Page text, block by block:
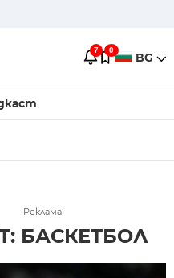
7 0 BG
Реклама
БАСКЕТБОЛ